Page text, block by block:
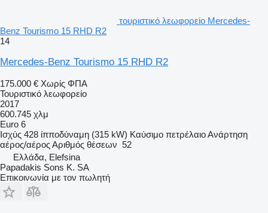
τουριστικό λεωφορείο Mercedes-
Benz Tourismo 15 RHD R2
14
Mercedes-Benz Tourismo 15 RHD R2
175.000 € Χωρίς ΦΠΑ
Τουριστικό λεωφορείο
2017
600.745 χλμ
Euro 6
Ισχύς 428 ίπποδύναμη (315 kW) Καύσιμο πετρέλαιοΑνάρτηση
αέρος/αέροςΑριθμός θέσεων 52
Ελλάδα, Elefsina
Papadakis Sons K. SA
Επικοινωνία με τον πωλητή